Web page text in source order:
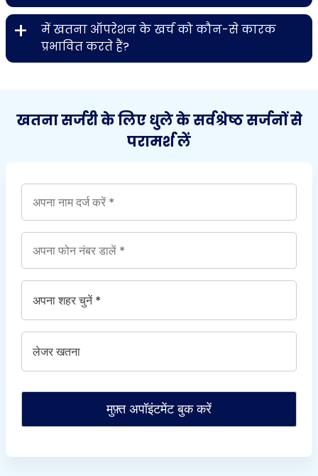
+
में खतना ऑपरेशन के खर्च को कौन-से कारक
प्रभावित करते हैं?
खतना सर्जरी के लिए धुले के सर्वश्रेष्ठ सर्जनों से
परामर्श लें
मुफ़्त अपॉइंटमेंट बुक करें